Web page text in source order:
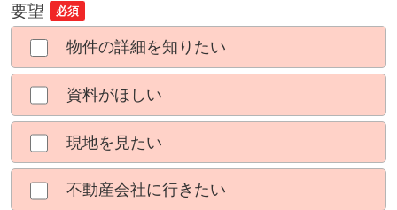
要望 必須
物件の詳細を知りたい
資料がほしい
現地を見たい
不動産会社に行きたい